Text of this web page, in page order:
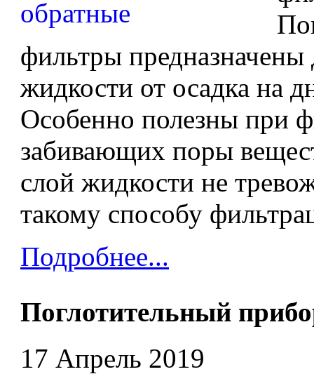
фильтры предназначены
жидкости от осадка на
Особенно полезны при
забивающих поры
слой жидкости не
такому способу
Подробнее...
Поглотительный
17 Апрель 2019